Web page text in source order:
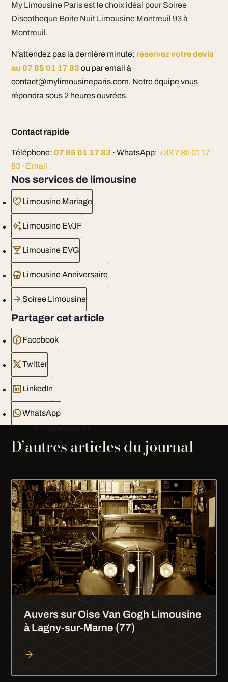
My Limousine Paris est le choix idéal pour Soiree
Discotheque Boite Nuit Limousine Montreuil 93 à
Montreuil.
N'attendez pas la dernière minute: réservez votre devis
au 07 85 01 17 83 ou par email à
contact@mylimousineparis.com. Notre équipe vous
répondra sous 2 heures ouvrées.
Contact rapide
Téléphone: 07 85 01 17 83 · WhatsApp: +33 7 85 01 17
83· Email
Nos services de limousine
Limousine Mariage
Limousine EVJF
Limousine EVG
Limousine Anniversaire
Soiree Limousine
Partager cet article
Facebook
Twitter
LinkedIn
WhatsApp
D’autres articles du journal
Auvers sur Oise Van Gogh Limousine
à Lagny-sur-Marne (77)